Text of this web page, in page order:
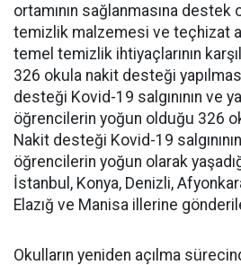
ortamının sağlanmasına destek
temizlik malzemesi ve teçhizat
temel temizlik ihtiyaçlarının
326 okula nakit desteği
desteği Kovid-19 salgınının ve
öğrencilerin yoğun olduğu 326
Nakit desteği Kovid-19
öğrencilerin yoğun olarak
İstanbul, Konya, Denizli,
Elazığ ve Manisa illerine
Okulların yeniden açılma